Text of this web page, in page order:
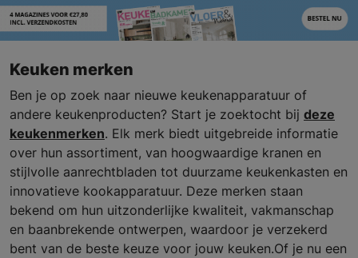
Keuken merken
Ben je op zoek naar nieuwe keukenapparatuur of
andere keukenproducten? Start je zoektocht bij deze
keukenmerken. Elk merk biedt uitgebreide informatie
over hun assortiment, van hoogwaardige kranen en
stijlvolle aanrechtbladen tot duurzame keukenkasten en
innovatieve kookapparatuur. Deze merken staan
bekend om hun uitzonderlijke kwaliteit, vakmanschap
en baanbrekende ontwerpen, waardoor je verzekerd
bent van de beste keuze voor jouw keuken.Of je nu een